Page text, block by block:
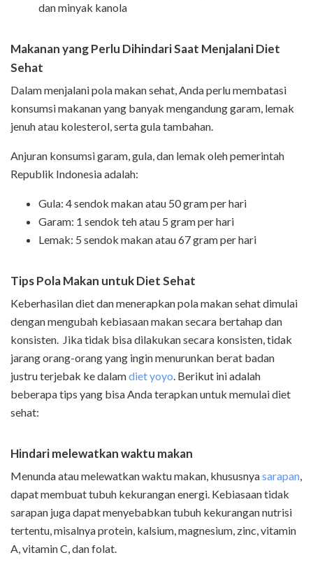
dan minyak kanola
Makanan yang Perlu Dihindari Saat Menjalani Diet
Sehat
Dalam menjalani pola makan sehat, Anda perlu membatasi
konsumsi makanan yang banyak mengandung garam, lemak
jenuh atau kolesterol, serta gula tambahan.
Anjuran konsumsi garam, gula, dan lemak oleh pemerintah
Republik Indonesia adalah:
Gula: 4 sendok makan atau 50 gram per hari
Garam: 1 sendok teh atau 5 gram per hari
Lemak: 5 sendok makan atau 67 gram per hari
Tips Pola Makan untuk Diet Sehat
Keberhasilan diet dan menerapkan pola makan sehat dimulai
dengan mengubah kebiasaan makan secara bertahap dan
konsisten. Jika tidak bisa dilakukan secara konsisten, tidak
jarang orang-orang yang ingin menurunkan berat badan
justru terjebak ke dalamdiet yoyo. Berikut ini adalah
beberapa tips yang bisa Anda terapkan untuk memulai diet
sehat:
Hindari melewatkan waktu makan
Menunda atau melewatkan waktu makan, khususnyasarapan,
dapat membuat tubuh kekurangan energi. Kebiasaan tidak
sarapan juga dapat menyebabkan tubuh kekurangan nutrisi
tertentu, misalnya protein, kalsium, magnesium, zinc, vitamin
A, vitamin C, dan folat.